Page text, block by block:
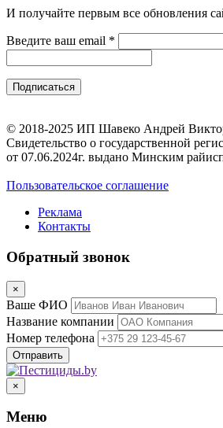
И получайте первым все обновления
Введите ваш email *
© 2018-2025 ИП Шавеко Андрей
Свидетельство о государственной
от 07.06.2024г. выдано Минским
Пользовательское соглашение
Реклама
Контакты
Обратный звонок
×
Ваше ФИО
Название компании
Номер телефона
×
Меню